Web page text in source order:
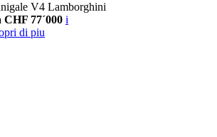
V4 Lamborghini
CHF 77´000 i
di piu